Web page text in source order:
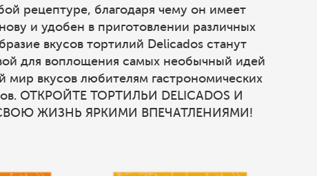
рецептуре, благодаря чему он имеет
и удобен в приготовлении различных
вкусов тортилий Delicados станут
для воплощения самых необычный идей
мир вкусов любителям гастрономических
ОТКРОЙТЕ ТОРТИЛЬИ DELICADOS И
ЖИЗНЬ ЯРКИМИ ВПЕЧАТЛЕНИЯМИ!